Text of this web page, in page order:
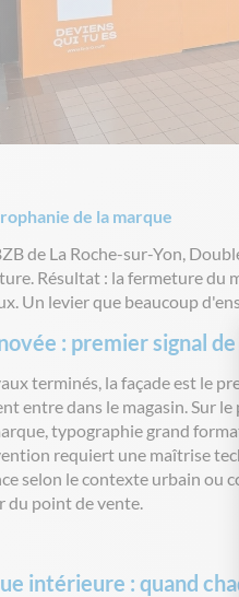
de la marque
de La Roche-sur-Yon,
Résultat : la fermeture du
Un levier que beaucoup
: premier signal
terminés, la façade est le
entre dans le magasin. Sur
typographie grand
requiert une maîtrise
selon le contexte urbain ou
du point de vente.
intérieure : quand